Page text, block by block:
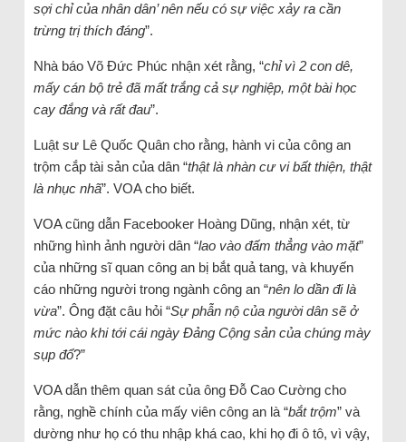
sợi chỉ của nhân dân’ nên nếu có sự việc xảy ra cần
trừng trị thích đáng”.
Nhà báo Võ Đức Phúc nhận xét rằng, “chỉ vì 2 con dê,
mấy cán bộ trẻ đã mất trắng cả sự nghiệp, một bài học
cay đắng và rất đau”.
Luật sư Lê Quốc Quân cho rằng, hành vi của công an
trộm cắp tài sản của dân “thật là nhàn cư vi bất thiện, thật
là nhục nhã”. VOA cho biết.
VOA cũng dẫn Facebooker Hoàng Dũng, nhận xét, từ
những hình ảnh người dân “lao vào đấm thẳng vào mặt”
của những sĩ quan công an bị bắt quả tang, và khuyến
cáo những người trong ngành công an “nên lo dần đi là
vừa”. Ông đặt câu hỏi “Sự phẫn nộ của người dân sẽ ở
mức nào khi tới cái ngày Đảng Cộng sản của chúng mày
sụp đổ?”
VOA dẫn thêm quan sát của ông Đỗ Cao Cường cho
rằng, nghề chính của mấy viên công an là “bắt trộm” và
dường như họ có thu nhập khá cao, khi họ đi ô tô, vì vậy,